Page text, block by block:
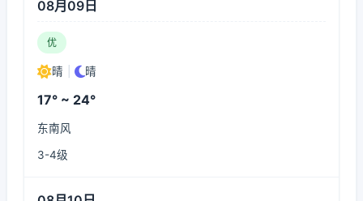
08月09日
优
晴 晴
17° ~ 24°
东南风
3-4级